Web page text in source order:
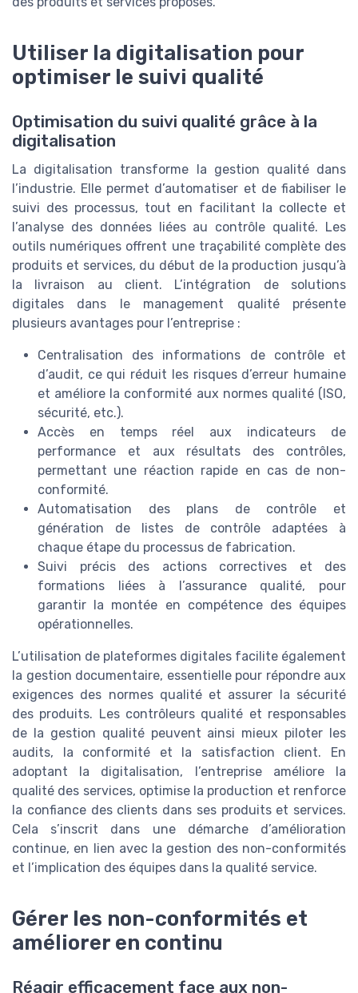
Utiliser la digitalisation pour
optimiser le suivi qualité
Optimisation du suivi qualité grâce à la
digitalisation
La digitalisation transforme la gestion qualité dans
l’industrie. Elle permet d’automatiser et de fiabiliser le
suivi des processus, tout en facilitant la collecte et
l’analyse des données liées au contrôle qualité. Les
outils numériques offrent une traçabilité complète des
produits et services, du début de la production jusqu’à
la livraison au client. L’intégration de solutions
digitales dans le management qualité présente
plusieurs avantages pour l’entreprise :
Centralisation des informations de contrôle et
d’audit, ce qui réduit les risques d’erreur humaine
et améliore la conformité aux normes qualité (ISO,
sécurité, etc.).
Accès en temps réel aux indicateurs de
performance et aux résultats des contrôles,
permettant une réaction rapide en cas de non-
conformité.
Automatisation des plans de contrôle et
génération de listes de contrôle adaptées à
chaque étape du processus de fabrication.
Suivi précis des actions correctives et des
formations liées à l’assurance qualité, pour
garantir la montée en compétence des équipes
opérationnelles.
L’utilisation de plateformes digitales facilite également
la gestion documentaire, essentielle pour répondre aux
exigences des normes qualité et assurer la sécurité
des produits. Les contrôleurs qualité et responsables
de la gestion qualité peuvent ainsi mieux piloter les
audits, la conformité et la satisfaction client. En
adoptant la digitalisation, l’entreprise améliore la
qualité des services, optimise la production et renforce
la confiance des clients dans ses produits et services.
Cela s’inscrit dans une démarche d’amélioration
continue, en lien avec la gestion des non-conformités
et l’implication des équipes dans la qualité service.
Gérer les non-conformités et
améliorer en continu
Réagir efficacement face aux non-